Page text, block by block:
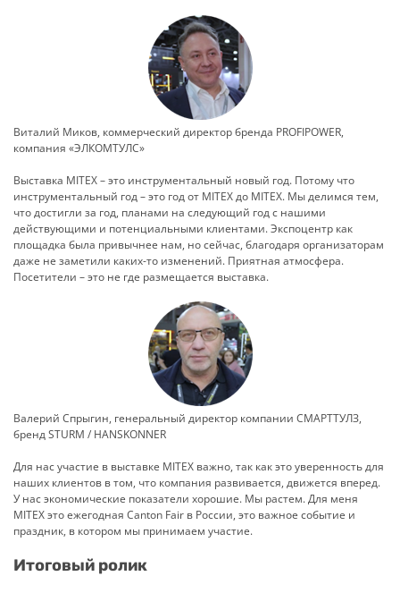
Виталий Миков, коммерческий директор бренда PROFIPOWER,
компания «ЭЛКОМТУЛС»
Выставка MITEX – это инструментальный новый год. Потому что
инструментальный год – это год от MITEX до MITEX. Мы делимся тем,
что достигли за год, планами на следующий год с нашими
действующими и потенциальными клиентами. Экспоцентр как
площадка была привычнее нам, но сейчас, благодаря организаторам
даже не заметили каких-то изменений. Приятная атмосфера.
Посетители – это не где размещается выставка.
Валерий Cпрыгин, генеральный директор компании СМАРТТУЛЗ,
бренд STURM / HANSKONNER
Для нас участие в выставке MITEX важно, так как это уверенность для
наших клиентов в том, что компания развивается, движется вперед.
У нас экономические показатели хорошие. Мы растем. Для меня
MITEX это ежегодная Canton Fair в России, это важное событие и
праздник, в котором мы принимаем участие.
Итоговый ролик